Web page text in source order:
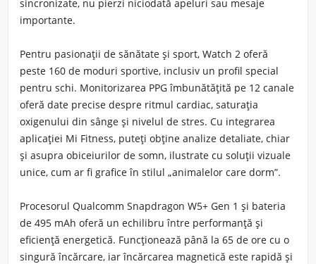
sincronizate, nu pierzi niciodată apeluri sau mesaje
importante.
Pentru pasionații de sănătate și sport, Watch 2 oferă
peste 160 de moduri sportive, inclusiv un profil special
pentru schi. Monitorizarea PPG îmbunătățită pe 12 canale
oferă date precise despre ritmul cardiac, saturația
oxigenului din sânge și nivelul de stres. Cu integrarea
aplicației Mi Fitness, puteți obține analize detaliate, chiar
și asupra obiceiurilor de somn, ilustrate cu soluții vizuale
unice, cum ar fi grafice în stilul „animalelor care dorm”.
Procesorul Qualcomm Snapdragon W5+ Gen 1 și bateria
de 495 mAh oferă un echilibru între performanță și
eficiență energetică. Funcționează până la 65 de ore cu o
singură încărcare, iar încărcarea magnetică este rapidă și